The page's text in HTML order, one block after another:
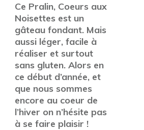
Ce Pralin, Coeurs aux
Noisettes est un
gâteau fondant. Mais
aussi léger, facile à
réaliser et surtout
sans gluten. Alors en
ce début d’année, et
que nous sommes
encore au coeur de
l’hiver on n’hésite pas
à se faire plaisir !